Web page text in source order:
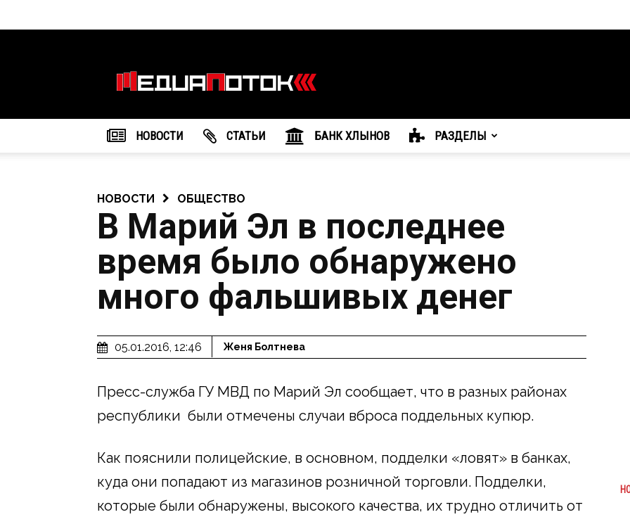
агентство
"МедиаПоток"
НОВОСТИ CТАТЬИ БАНК ХЛЫНОВ РАЗДЕЛЫ
НОВОСТИ ОБЩЕСТВО
В Марий Эл в последнее
время было обнаружено
много фальшивых денег
05.01.2016, 12:46 Женя Болтнева
Пресс-служба ГУ МВД по Марий Эл сообщает, что в разных районах
республики были отмечены случаи вброса поддельных купюр.
Как пояснили полицейские, в основном, подделки «ловят» в банках,
куда они попадают из магазинов розничной торговли. Подделки,
которые были обнаружены, высокого качества, их трудно отличить от